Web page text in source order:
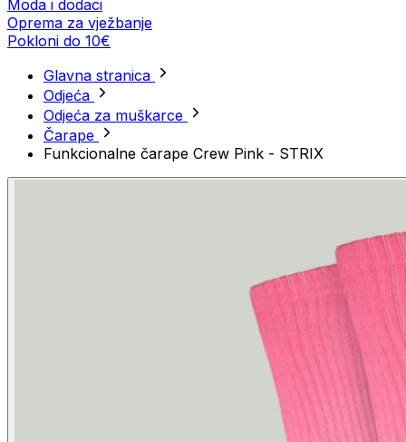
Moda i dodaci
Oprema za vježbanje
Pokloni do 10€
Glavna stranica
Odjeća
Odjeća za muškarce
Čarape
Funkcionalne čarape Crew Pink - STRIX